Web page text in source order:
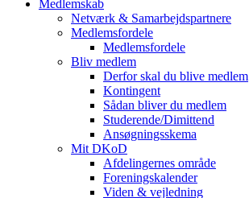
Medlemskab
Netværk & Samarbejdspartnere
Medlemsfordele
Medlemsfordele
Bliv medlem
Derfor skal du blive medlem
Kontingent
Sådan bliver du medlem
Studerende/Dimittend
Ansøgningsskema
Mit DKoD
Afdelingernes område
Foreningskalender
Viden & vejledning